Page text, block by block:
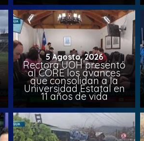
5 Agosto, 2026
Rectora UOH presentó
al CORE los avances
que consolidan a la
Universidad Estatal en
11 años de vida